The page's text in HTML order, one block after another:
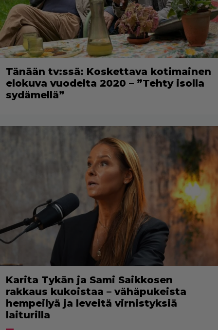
Tänään tv:ssä: Koskettava kotimainen
elokuva vuodelta 2020 – ”Tehty isolla
sydämellä”
Karita Tykän ja Sami Saikkosen
rakkaus kukoistaa – vähäpukeista
hempeilyä ja leveitä virnistyksiä
laiturilla